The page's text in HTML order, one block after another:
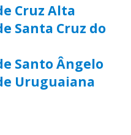
Cruz Alta
Santa Cruz do
Santo Ângelo
Uruguaiana